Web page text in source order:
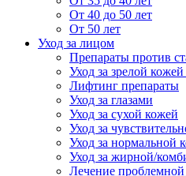
От 40 до 50 лет
От 50 лет
Уход за лицом
Препараты против
Уход за зрелой
Лифтинг препараты
Уход за глазами
Уход за сухой кожей
Уход за
Уход за нормальной
Уход за жирной/
Лечение